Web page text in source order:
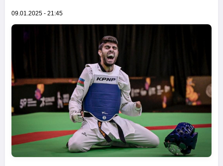
09.01.2025 - 21:45